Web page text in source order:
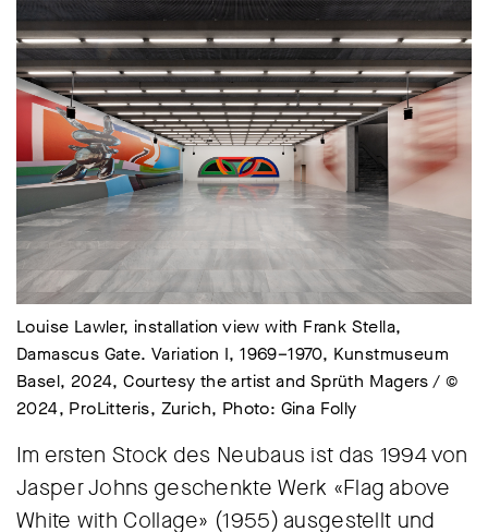
Louise Lawler, installation view with Frank Stella,
Damascus Gate. Variation I, 1969–1970, Kunstmuseum
Basel, 2024, Courtesy the artist and Sprüth Magers / ©
2024, ProLitteris, Zurich, Photo: Gina Folly
Im ersten Stock des Neubaus ist das 1994 von
Jasper Johns geschenkte Werk «Flag above
White with Collage» (1955) ausgestellt und